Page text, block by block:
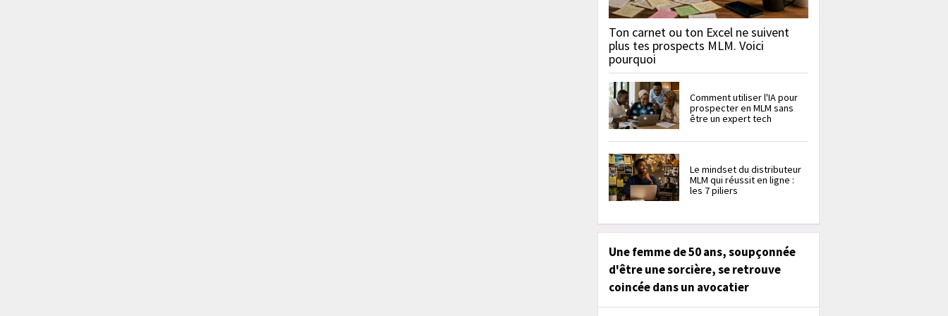
Ton carnet ou ton Excel ne suivent
plus tes prospects MLM. Voici
pourquoi
Comment utiliser l'IA pour
prospecter en MLM sans
être un expert tech
Le mindset du distributeur
MLM qui réussit en ligne :
les 7 piliers
Une femme de 50 ans, soupçonnée
d'être une sorcière, se retrouve
coincée dans un avocatier